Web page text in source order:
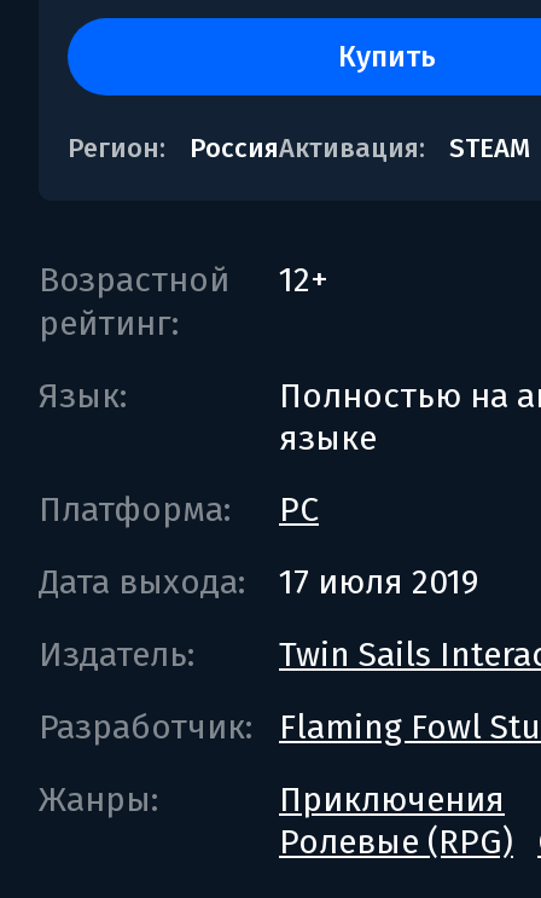
купить
Регион: РоссияАктивация: STEAM
Возрастной
рейтинг:
12+
Язык:
Полностью на
языке
Платформа:
PC
Дата выхода:
17 июля 2019
Издатель:
Twin Sails
Разработчик:
Flaming Fowl
Жанры:
Приключения
Ролевые (RPG)